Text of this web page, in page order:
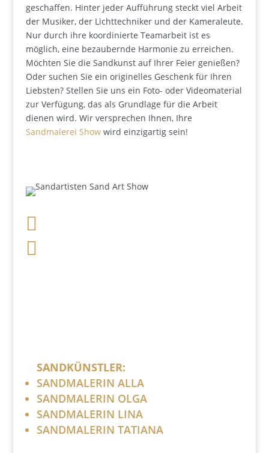
geschaffen. Hinter jeder Aufführung steckt viel Arbeit
der Musiker, der Lichttechniker und der Kameraleute.
Nur durch ihre koordinierte Teamarbeit ist es
möglich, eine bezaubernde Harmonie zu erreichen.
Möchten Sie die Sandkunst auf Ihrer Feier genießen?
Oder suchen Sie ein originelles Geschenk für Ihren
Liebsten? Stellen Sie uns ein Foto- oder Videomaterial
zur Verfügung, das als Grundlage für die Arbeit
dienen wird. Wir versprechen Ihnen, Ihre
Sandmalerei Showwird einzigartig sein!


SANDKÜNSTLER:
SANDMALERIN ALLA
SANDMALERIN OLGA
SANDMALERIN LINA
SANDMALERIN TATIANA